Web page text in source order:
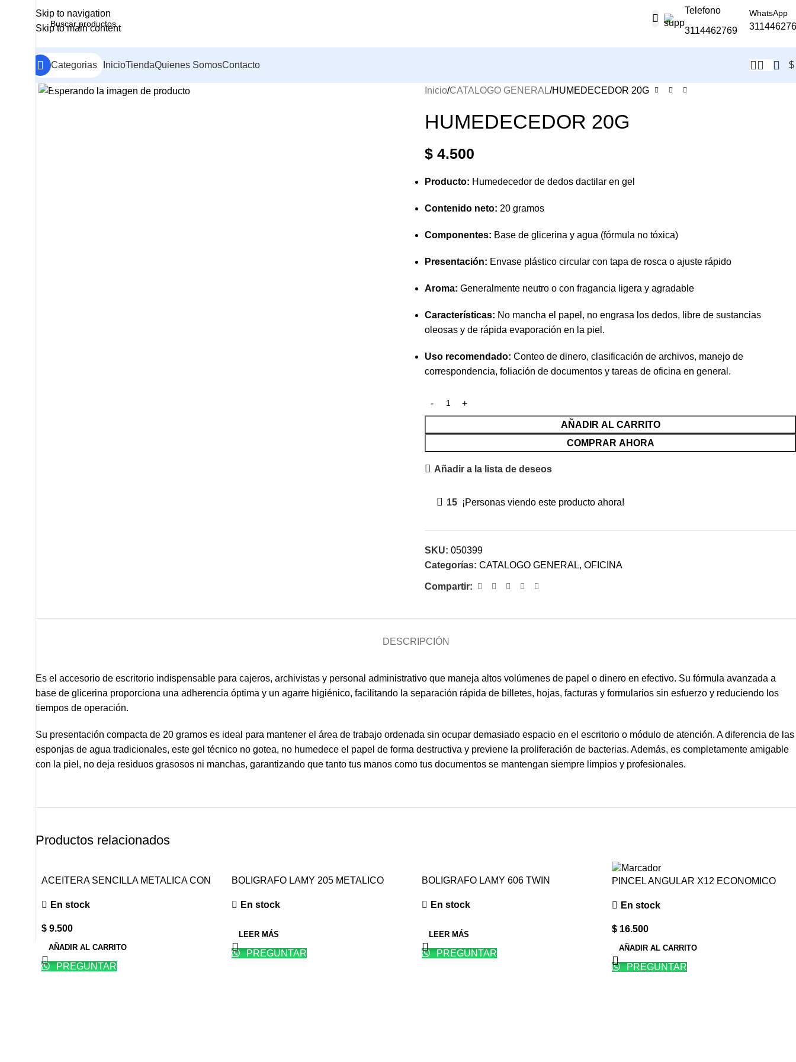
Skip to navigation
Skip to main content
Telefono
3114462769
WhatsApp
Categorias InicioTiendaQuienes SomosContacto $
Clic para ampliar
Inicio CATALOGO GENERAL HUMEDECEDOR 20G
HUMEDECEDOR 20G
$ 4.500
Producto: Humedecedor de dedos dactilar en gel
Contenido neto: 20 gramos
Componentes: Base de glicerina y agua (fórmula no tóxica)
Presentación: Envase plástico circular con tapa de rosca o ajuste rápido
Aroma: Generalmente neutro o con fragancia ligera y agradable
Características: No mancha el papel, no engrasa los dedos, libre de sustancias
oleosas y de rápida evaporación en la piel.
Uso recomendado: Conteo de dinero, clasificación de archivos, manejo de
correspondencia, foliación de documentos y tareas de oficina en general.
AÑADIR AL CARRITO
COMPRAR AHORA
Añadir a la lista de deseos
15 ¡Personas viendo este producto ahora!
SKU: 050399
Categorías: CATALOGO GENERAL, OFICINA
Compartir:
DESCRIPCIÓN
Es el accesorio de escritorio indispensable para cajeros, archivistas y personal administrativo que maneja altos volúmenes de papel o dinero en efectivo. Su fórmula avanzada a
base de glicerina proporciona una adherencia óptima y un agarre higiénico, facilitando la separación rápida de billetes, hojas, facturas y formularios sin esfuerzo y reduciendo los
tiempos de operación.
Su presentación compacta de 20 gramos es ideal para mantener el área de trabajo ordenada sin ocupar demasiado espacio en el escritorio o módulo de atención. A diferencia de las
esponjas de agua tradicionales, este gel técnico no gotea, no humedece el papel de forma destructiva y previene la proliferación de bacterias. Además, es completamente amigable
con la piel, no deja residuos grasosos ni manchas, garantizando que tanto tus manos como tus documentos se mantengan siempre limpios y profesionales.
Productos relacionados
ACEITERA SENCILLA METALICA CON
En stock
$ 9.500
AÑADIR AL CARRITO
PREGUNTAR
BOLIGRAFO LAMY 205 METALICO
En stock
LEER MÁS
PREGUNTAR
BOLIGRAFO LAMY 606 TWIN
En stock
LEER MÁS
PREGUNTAR
PINCEL ANGULAR X12 ECONOMICO
En stock
$ 16.500
AÑADIR AL CARRITO
PREGUNTAR